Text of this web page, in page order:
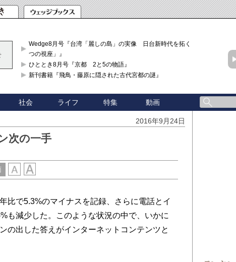
Wedge8月号『台湾「麗しの島」の実像 日台新時代を拓く「3
つの視座」』
ひととき8月号『京都 2と5の物語』
新刊書籍『飛鳥・藤原に隠された古代宮都の謎』
社会 ライフ 特集 動画
2016年9月24日
次の一手
で5.3%のマイナスを記録、さらに電話とイ
も減少した。このような状況の中で、いかに
の出した答えがインターネットコンテンツと